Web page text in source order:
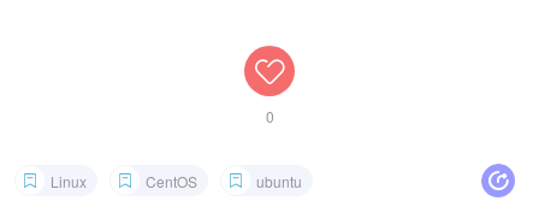
0
Linux CentOS ubuntu